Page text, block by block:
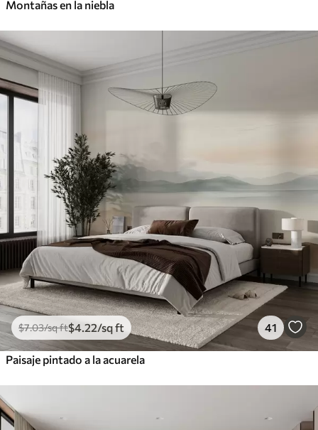
Montañas en la niebla
$7.03/sq ft$4 .22/sq ft 41
Paisaje pintado a la acuarela